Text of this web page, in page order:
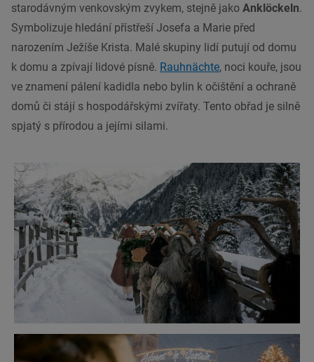
starodávným venkovským zvykem, stejně jako Anklöckeln.
Symbolizuje hledání přístřeší Josefa a Marie před
narozením Ježíše Krista. Malé skupiny lidí putují od domu
k domu a zpívají lidové písně. Rauhnächte, noci kouře, jsou
ve znamení pálení kadidla nebo bylin k očištění a ochraně
domů či stájí s hospodářskými zvířaty. Tento obřad je silně
spjatý s přírodou a jejími silami.